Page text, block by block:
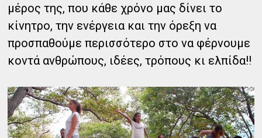
μέρος της, που κάθε χρόνο μας δίνει το
κίνητρο, την ενέργεια και την όρεξη να
προσπαθούμε περισσότερο στο να φέρνουμε
κοντά ανθρώπους, ιδέες, τρόπους κι ελπίδα!!